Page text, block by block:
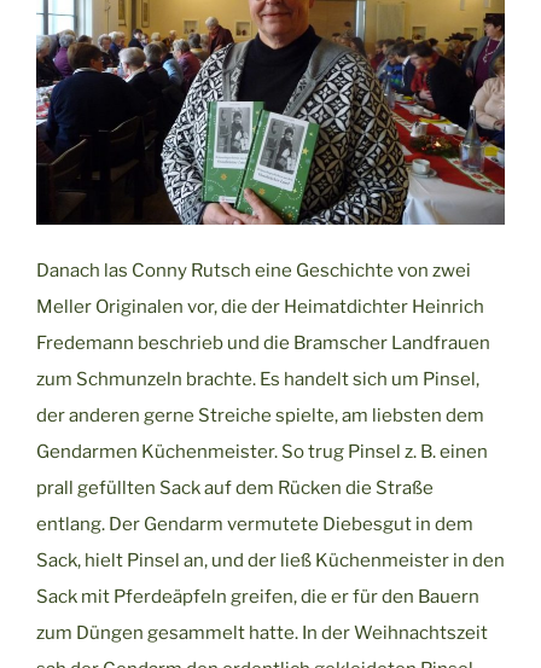
Danach las Conny Rutsch eine Geschichte von zwei
Meller Originalen vor, die der Heimatdichter Heinrich
Fredemann beschrieb und die Bramscher Landfrauen
zum Schmunzeln brachte. Es handelt sich um Pinsel,
der anderen gerne Streiche spielte, am liebsten dem
Gendarmen Küchenmeister. So trug Pinsel z. B. einen
prall gefüllten Sack auf dem Rücken die Straße
entlang. Der Gendarm vermutete Diebesgut in dem
Sack, hielt Pinsel an, und der ließ Küchenmeister in den
Sack mit Pferdeäpfeln greifen, die er für den Bauern
zum Düngen gesammelt hatte. In der Weihnachtszeit